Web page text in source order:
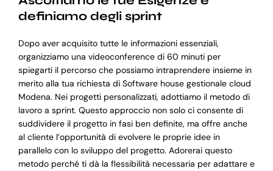
definiamo degli sprint
Dopo aver acquisito tutte le informazioni essenziali,
organizziamo una videoconference di 60 minuti per
spiegarti il percorso che possiamo intraprendere insieme in
merito alla tua richiesta di Software house gestionale cloud
Modena. Nei progetti personalizzati, adottiamo il metodo di
lavoro a sprint. Questo approccio non solo ci consente di
suddividere il progetto in fasi ben definite, ma offre anche
al cliente l’opportunità di evolvere le proprie idee in
parallelo con lo sviluppo del progetto. Adorerai questo
metodo perché ti dà la flessibilità necessaria per adattare e